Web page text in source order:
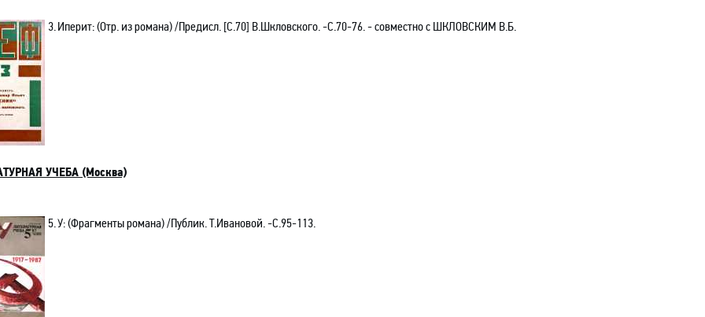
3.Иперит: (Отр. из романа) /Предисл. [С.70] В.Шкловского.-C.70-76.- совместно с ШКЛОВСКИМ В.Б.
УЧЕБА (Москва)
5.У: (Фрагменты романа) /Публик. Т.Ивановой.-C.95-113.